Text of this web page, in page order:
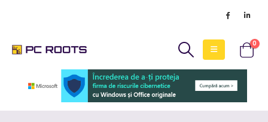
0